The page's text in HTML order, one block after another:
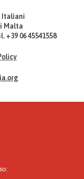
Italiani
Malta
+39 06 45541558